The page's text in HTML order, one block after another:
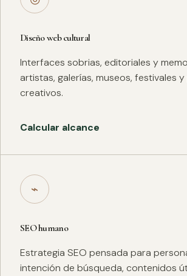
Diseño web cultural
Interfaces sobrias, editoriales y
artistas, galerías, museos, festivales
creativos.
Calcular alcance
⌁
SEO humano
Estrategia SEO pensada para
intención de búsqueda, contenidos